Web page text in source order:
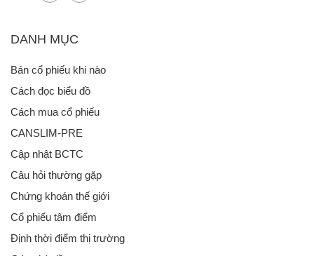
DANH MỤC
Bán cổ phiếu khi nào
Cách đọc biểu đồ
Cách mua cổ phiếu
CANSLIM-PRE
Cập nhật BCTC
Câu hỏi thường gặp
Chứng khoán thế giới
Cổ phiếu tâm điểm
Định thời điểm thị trường